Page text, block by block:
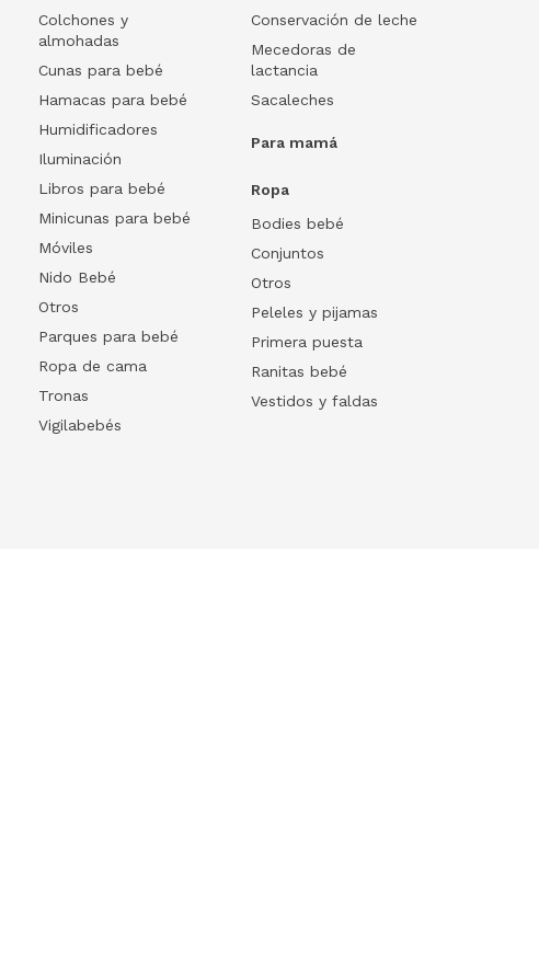
Colchones y
almohadas
Cunas para bebé
Hamacas para bebé
Humidificadores
Iluminación
Libros para bebé
Minicunas para bebé
Móviles
Nido Bebé
Otros
Parques para bebé
Ropa de cama
Tronas
Vigilabebés
Conservación de leche
Mecedoras de
lactancia
Sacaleches
Para mamá
Ropa
Bodies bebé
Conjuntos
Otros
Peleles y pijamas
Primera puesta
Ranitas bebé
Vestidos y faldas